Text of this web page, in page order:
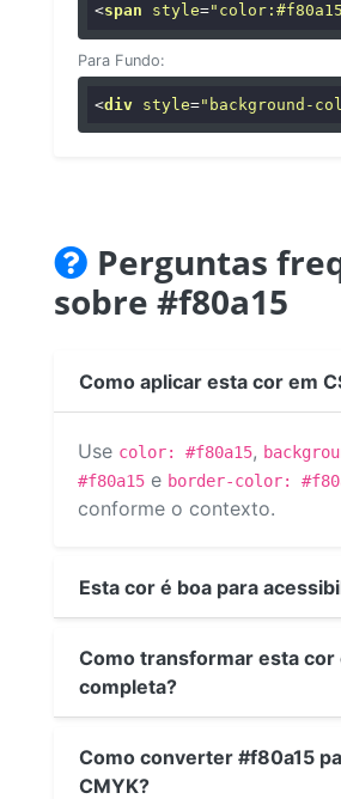
<span style=
Para Fundo:
<div style="background-
Perguntas
sobre #f80a15
Como aplicar esta cor em
Use color: #f80a15,
#f80a15 e border-color:
conforme o contexto.
Esta cor é boa para
Como transformar esta cor
completa?
Como converter #f80a15
CMYK?